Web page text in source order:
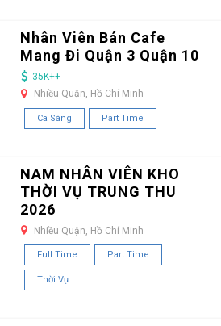
Nhân Viên Bán Cafe
Mang Đi Quận 3 Quận 10
35K++
Nhiều Quận, Hồ Chí Minh
Ca Sáng Part Time
NAM NHÂN VIÊN KHO
THỜI VỤ TRUNG THU
2026
Nhiều Quận, Hồ Chí Minh
Full Time Part Time
Thời Vụ